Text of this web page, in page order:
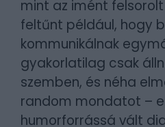
mint az imént
feltűnt például, hogy
kommunikálnak
gyakorlatilag csak
szemben, és néha
random mondatot –
humorforrássá vált